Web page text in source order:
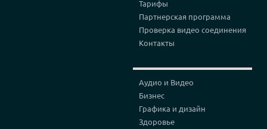
Тарифы
Партнерская программа
Проверка видео соединения
Контакты
Аудио и Видео
Бизнес
Графика и дизайн
Здоровье